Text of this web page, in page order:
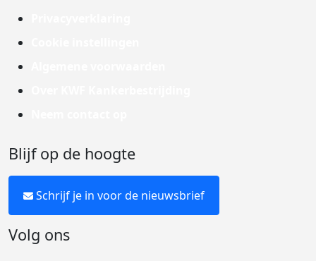
Blijf op de hoogte
Schrijf je in voor de nieuwsbrief
Volg ons